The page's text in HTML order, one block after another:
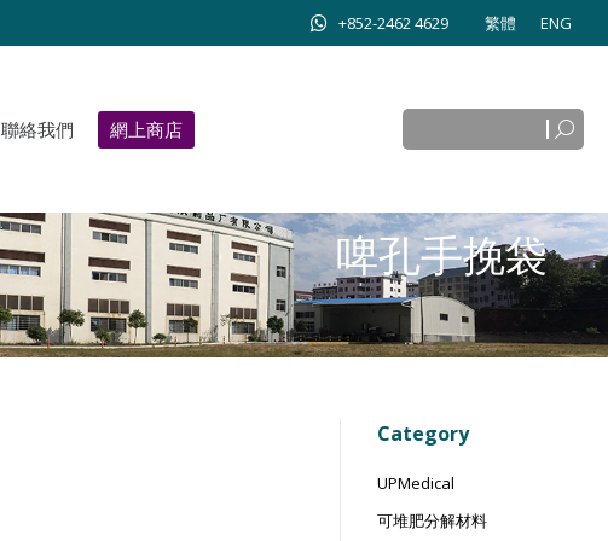
+852-2462 4629 繁體 ENG
聯絡我們 網上商店
啤孔手挽袋
Category
UPMedical
可堆肥分解材料
Search: